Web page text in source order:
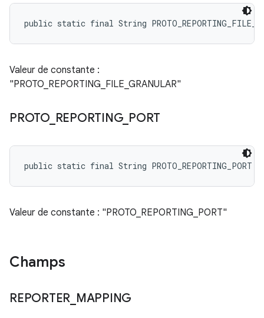
public static final String
Valeur de constante :
"PROTO_REPORTING_FILE_GRANULAR"
PROTO_ REPORTING_ PORT
public static final String PROTO_REPORTING_PORT
Valeur de constante : "PROTO_REPORTING_PORT"
Champs
REPORTER MAPPING